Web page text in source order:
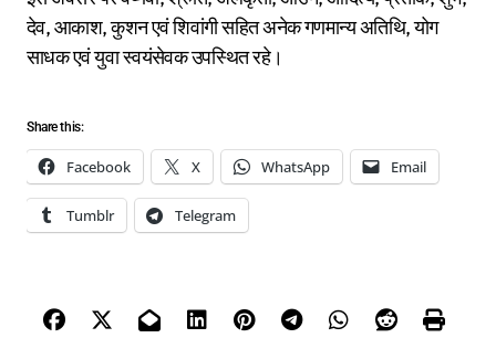
देव, आकाश, कुशन एवं शिवांगी सहित अनेक गणमान्य अतिथि, योग
साधक एवं युवा स्वयंसेवक उपस्थित रहे।
Share this:
Facebook X WhatsApp Email
Tumblr Telegram